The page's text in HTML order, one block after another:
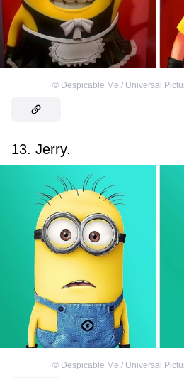
© Despicable Me / Universal
13. Jerry.
© Despicable Me / Universal